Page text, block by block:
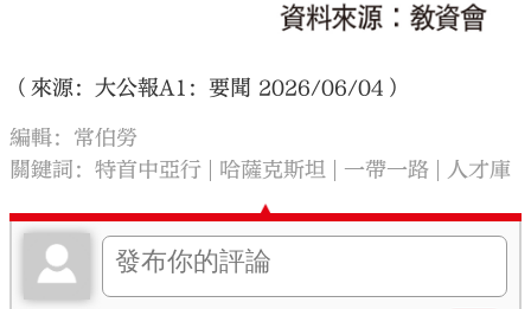
（來源：大公報A1：要聞 2026/06/04）
編輯：常伯勞
關鍵詞：特首中亞行 哈薩克斯坦 一帶一路 人才庫